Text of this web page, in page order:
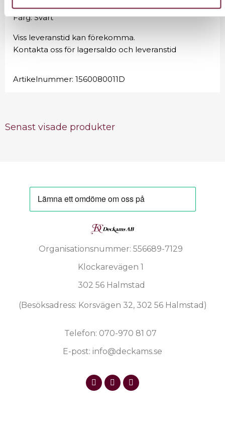
Material: PP
Färg: Svart
Viss leveranstid kan förekomma.
Kontakta oss för lagersaldo och leveranstid
Artikelnummer: 1560080011D
Senast visade produkter
Organisationsnummer: 556689-7129
Klockarevägen 1
302 56 Halmstad
(Besöksadress: Korsvägen 32, 302 56 Halmstad)
Telefon: 070-970 81 07
E-post: info@deckams.se